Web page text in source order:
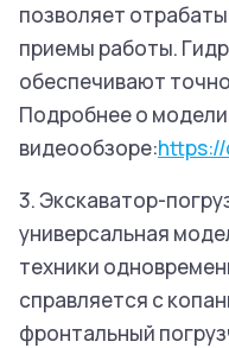
позволяет
приемы работы.
обеспечивают
Подробнее о модели
видеообзоре:
3. Экскаватор-
универсальная
техники
справляется с
фронтальный